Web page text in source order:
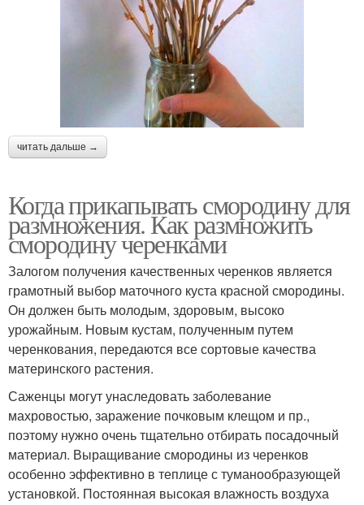
читать дальше →
Когда прикапывать смородину для
размножения. Как размножить
смородину черенками
Залогом получения качественных черенков является
грамотный выбор маточного куста красной смородины.
Он должен быть молодым, здоровым, высоко
урожайным. Новым кустам, полученным путем
черенкования, передаются все сортовые качества
материнского растения.
Саженцы могут унаследовать заболевание
махровостью, заражение почковым клещом и пр.,
поэтому нужно очень тщательно отбирать посадочный
материал. Выращивание смородины из черенков
особенно эффективно в теплице с туманообразующей
установкой. Постоянная высокая влажность воздуха